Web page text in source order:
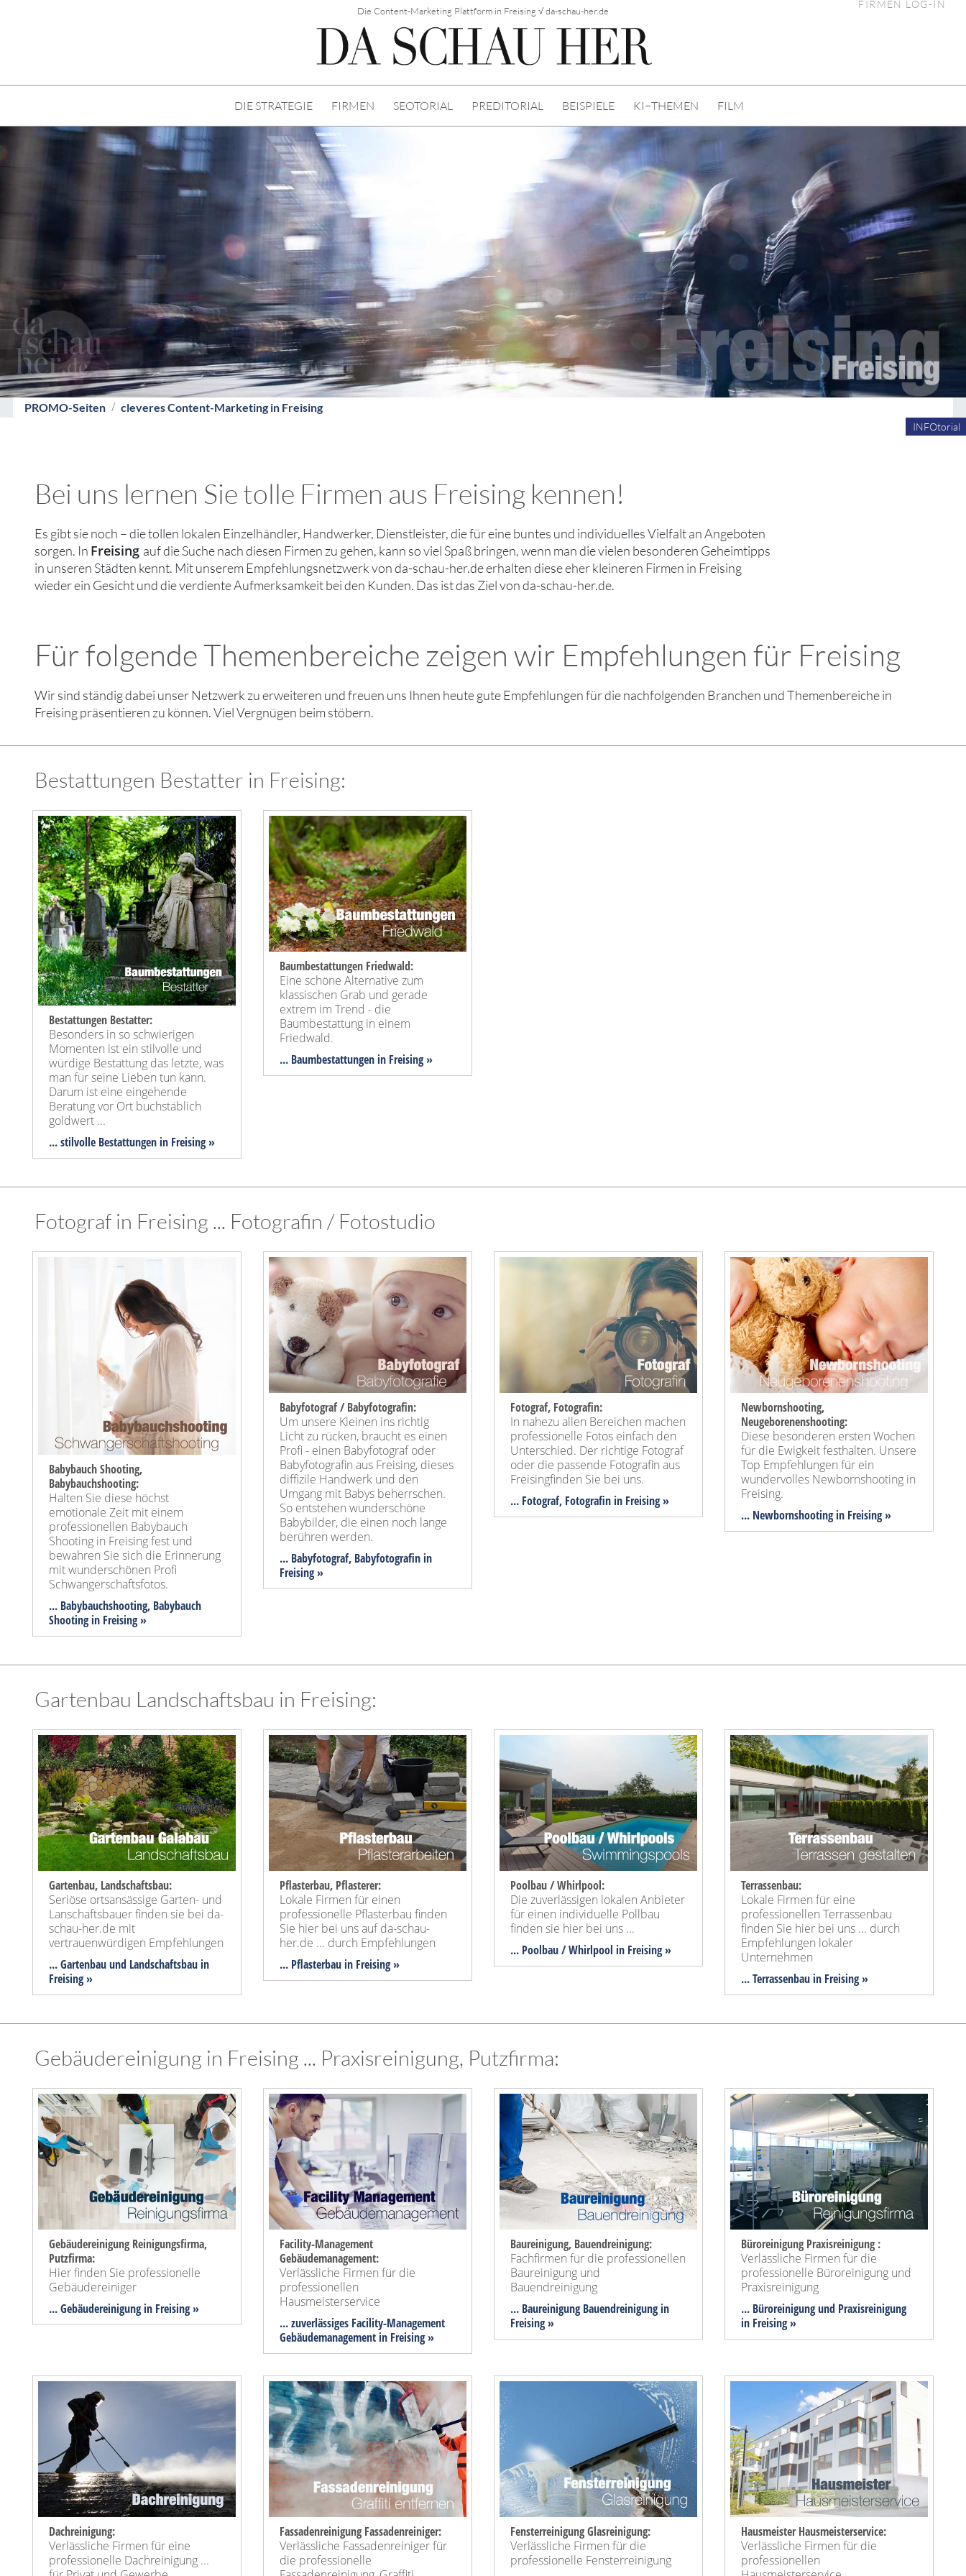
Die Content-Marketing Plattform in Freising √ da-schau-her.de
FIRMEN LOG-IN
DIE STRATEGIE FIRMEN SEOTORIAL PREDITORIAL BEISPIELE KI−THEMEN FILM
PROMO-Seiten cleveres Content-Marketing in Freising
INFOtorial
Bei uns lernen Sie tolle Firmen aus Freising kennen!
Es gibt sie noch – die tollen lokalen Einzelhändler, Handwerker, Dienstleister, die für eine buntes und individuelles Vielfalt an Angeboten
sorgen. In Freising auf die Suche nach diesen Firmen zu gehen, kann so viel Spaß bringen, wenn man die vielen besonderen Geheimtipps
in unseren Städten kennt. Mit unserem Empfehlungsnetzwerk von da-schau-her.de erhalten diese eher kleineren Firmen in Freising
wieder ein Gesicht und die verdiente Aufmerksamkeit bei den Kunden. Das ist das Ziel von da-schau-her.de.
Für folgende Themenbereiche zeigen wir Empfehlungen für Freising
Wir sind ständig dabei unser Netzwerk zu erweiteren und freuen uns Ihnen heute gute Empfehlungen für die nachfolgenden Branchen und Themenbereiche in
Freising präsentieren zu können. Viel Vergnügen beim stöbern.
Bestattungen Bestatter in Freising:
Bestattungen Bestatter:
Besonders in so schwierigen
Momenten ist ein stilvolle und
würdige Bestattung das letzte, was
man für seine Lieben tun kann.
Darum ist eine eingehende
Beratung vor Ort buchstäblich
goldwert ...
... stilvolle Bestattungen in Freising »
Baumbestattungen Friedwald:
Eine schöne Alternative zum
klassischen Grab und gerade
extrem im Trend - die
Baumbestattung in einem
Friedwald.
... Baumbestattungen in Freising »
Fotograf in Freising ... Fotografin / Fotostudio
Babybauch Shooting,
Babybauchshooting:
Halten Sie diese höchst
emotionale Zeit mit einem
professionellen Babybauch
Shooting in Freising fest und
bewahren Sie sich die Erinnerung
mit wunderschönen Profi
Schwangerschaftsfotos.
... Babybauchshooting, Babybauch
Shooting in Freising »
Babyfotograf / Babyfotografin:
Um unsere Kleinen ins richtig
Licht zu rücken, braucht es einen
Profi - einen Babyfotograf oder
Babyfotografin aus Freising, dieses
diffizile Handwerk und den
Umgang mit Babys beherrschen.
So entstehen wunderschöne
Babybilder, die einen noch lange
berühren werden.
... Babyfotograf, Babyfotografin in
Freising »
Fotograf, Fotografin:
In nahezu allen Bereichen machen
professionelle Fotos einfach den
Unterschied. Der richtige Fotograf
oder die passende Fotografin aus
Freisingfinden Sie bei uns.
... Fotograf, Fotografin in Freising »
Newbornshooting,
Neugeborenenshooting:
Diese besonderen ersten Wochen
für die Ewigkeit festhalten. Unsere
Top Empfehlungen für ein
wundervolles Newbornshooting in
Freising.
... Newbornshooting in Freising »
Gartenbau Landschaftsbau in Freising:
Gartenbau, Landschaftsbau:
Seriöse ortsansässige Garten- und
Lanschaftsbauer finden sie bei da-
schau-her.de mit
vertrauenwürdigen Empfehlungen
... Gartenbau und Landschaftsbau in
Freising »
Pflasterbau, Pflasterer:
Lokale Firmen für einen
professionelle Pflasterbau finden
Sie hier bei uns auf da-schau-
her.de ... durch Empfehlungen
... Pflasterbau in Freising »
Poolbau / Whirlpool:
Die zuverlässigen lokalen Anbieter
für einen individuelle Pollbau
finden sie hier bei uns ...
... Poolbau / Whirlpool in Freising »
Terrassenbau:
Lokale Firmen für eine
professionellen Terrassenbau
finden Sie hier bei uns ... durch
Empfehlungen lokaler
Unternehmen
... Terrassenbau in Freising »
Gebäudereinigung in Freising ... Praxisreinigung, Putzfirma:
Gebäudereinigung Reinigungsfirma,
Putzfirma:
Hier finden Sie professionelle
Gebäudereiniger
... Gebäudereinigung in Freising »
Facility-Management
Gebäudemanagement:
Verlässliche Firmen für die
professionellen
Hausmeisterservice
... zuverlässiges Facility-Management
Gebäudemanagement in Freising »
Baureinigung, Bauendreinigung:
Fachfirmen für die professionellen
Baureinigung und
Bauendreinigung
... Baureinigung Bauendreinigung in
Freising »
Büroreinigung Praxisreinigung :
Verlässliche Firmen für die
professionelle Büroreinigung und
Praxisreinigung
... Büroreinigung und Praxisreinigung
in Freising »
Dachreinigung:
Verlässliche Firmen für eine
professionelle Dachreinigung ...
Fassadenreinigung Fassadenreiniger:
Verlässliche Fassadenreiniger für
die professionelle
Fensterreinigung Glasreinigung:
Verlässliche Firmen für die
professionelle Fensterreinigung
Hausmeister Hausmeisterservice:
Verlässliche Firmen für die
professionellen